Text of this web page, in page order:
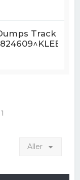
Track
1
Aller